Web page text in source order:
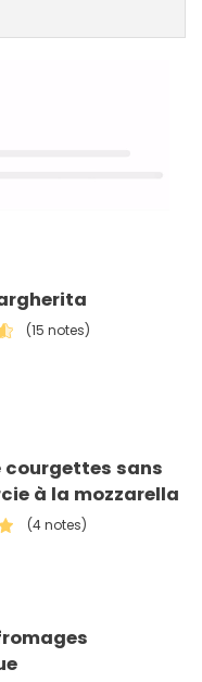
(15 notes)
courgettes sans
à la mozzarella
(4 notes)